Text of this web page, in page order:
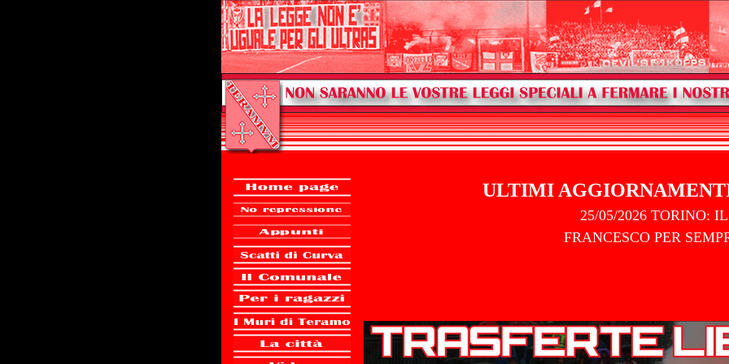
ULTIMI
25/05/2026 TORINO: IL
FRANCESCO PER SEMPRE-